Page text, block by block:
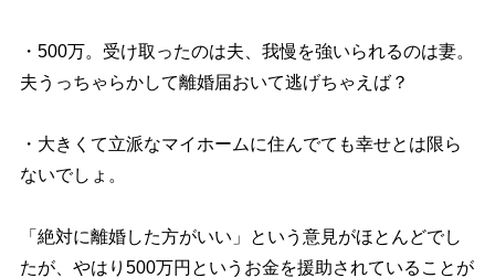
・500万。受け取ったのは夫、我慢を強いられるのは妻。
夫うっちゃらかして離婚届おいて逃げちゃえば？
・大きくて立派なマイホームに住んでても幸せとは限ら
ないでしょ。
「絶対に離婚した方がいい」という意見がほとんどでし
たが、やはり500万円というお金を援助されていることが